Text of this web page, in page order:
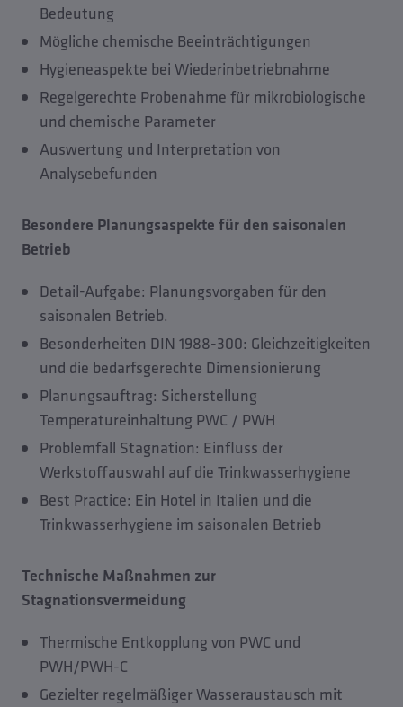
Bedeutung
Mögliche chemische Beeinträchtigungen
Hygieneaspekte bei Wiederinbetriebnahme
Regelgerechte Probenahme für mikrobiologische
und chemische Parameter
Auswertung und Interpretation von
Analysebefunden
Besondere Planungsaspekte für den saisonalen
Betrieb
Detail-Aufgabe: Planungsvorgaben für den
saisonalen Betrieb.
Besonderheiten DIN 1988-300: Gleichzeitigkeiten
und die bedarfsgerechte Dimensionierung
Planungsauftrag: Sicherstellung
Temperatureinhaltung PWC / PWH
Problemfall Stagnation: Einfluss der
Werkstoffauswahl auf die Trinkwasserhygiene
Best Practice: Ein Hotel in Italien und die
Trinkwasserhygiene im saisonalen Betrieb
Technische Maßnahmen zur
Stagnationsvermeidung
Thermische Entkopplung von PWC und
PWH/PWH-C
Gezielter regelmäßiger Wasseraustausch mit